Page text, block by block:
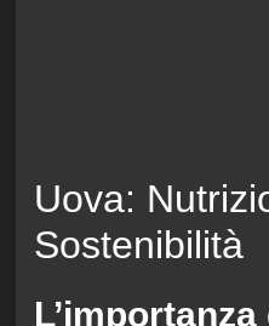
Uova:
Sostenibilità